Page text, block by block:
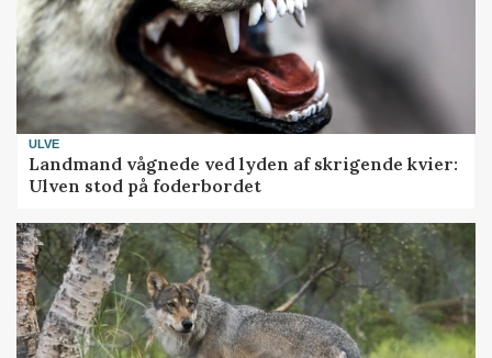
ULVE
Landmand vågnede ved lyden af skrigende kvier:
Ulven stod på foderbordet